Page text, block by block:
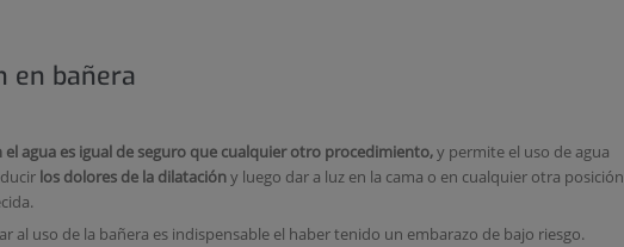
en bañera
el agua es igual de seguro que cualquier otro procedimiento,y permite el uso de agua
los dolores de la dilatacióny luego dar a luz en la cama o en cualquier otra posición
al uso de la bañera es indispensable el haber tenido un embarazo de bajo riesgo.